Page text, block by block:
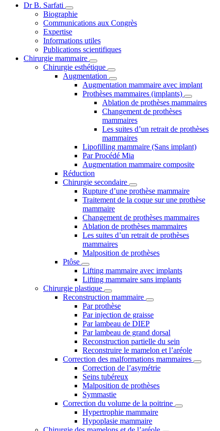
Dr B. Sarfati
Biographie
Communications aux Congrès
Expertise
Informations utiles
Publications scientifiques
Chirurgie mammaire
Chirurgie esthétique
Augmentation
Augmentation mammaire avec implant
Prothèses mammaires (implants)
Ablation de prothèses mammaires
Changement de prothèses
mammaires
Les suites d’un retrait de prothèses
mammaires
Lipofilling mammaire (Sans implant)
Par Procédé Mia
Augmentation mammaire composite
Réduction
Chirurgie secondaire
Rupture d’une prothèse mammaire
Traitement de la coque sur une prothèse
mammaire
Changement de prothèses mammaires
Ablation de prothèses mammaires
Les suites d’un retrait de prothèses
mammaires
Malposition de prothèses
Ptôse
Lifting mammaire avec implants
Lifting mammaire sans implants
Chirurgie plastique
Reconstruction mammaire
Par prothèse
Par injection de graisse
Par lambeau de DIEP
Par lambeau de grand dorsal
Reconstruction partielle du sein
Reconstruire le mamelon et l’aréole
Correction des malformations mammaires
Correction de l’asymétrie
Seins tubéreux
Malposition de prothèses
Symmastie
Correction du volume de la poitrine
Hypertrophie mammaire
Hypoplasie mammaire